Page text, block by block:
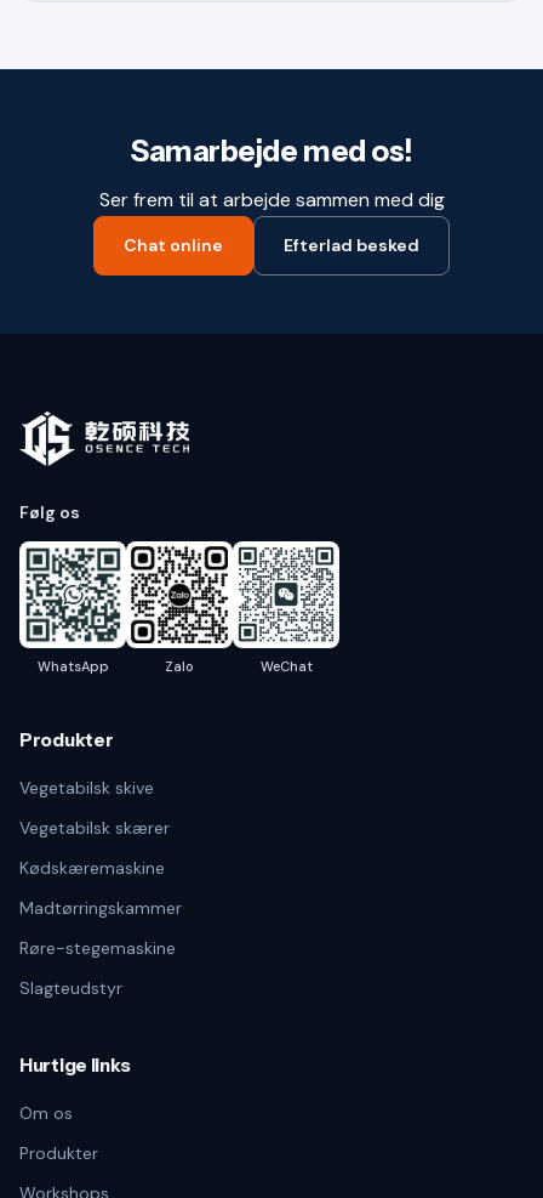
Samarbejde med os!
Ser frem til at arbejde sammen med dig
Chat online Efterlad besked
Følg os
WhatsApp Zalo WeChat
Produkter
Vegetabilsk skive
Vegetabilsk skærer
Kødskæremaskine
Madtørringskammer
Røre-stegemaskine
Slagteudstyr
Hurtige links
Om os
Produkter
Workshops